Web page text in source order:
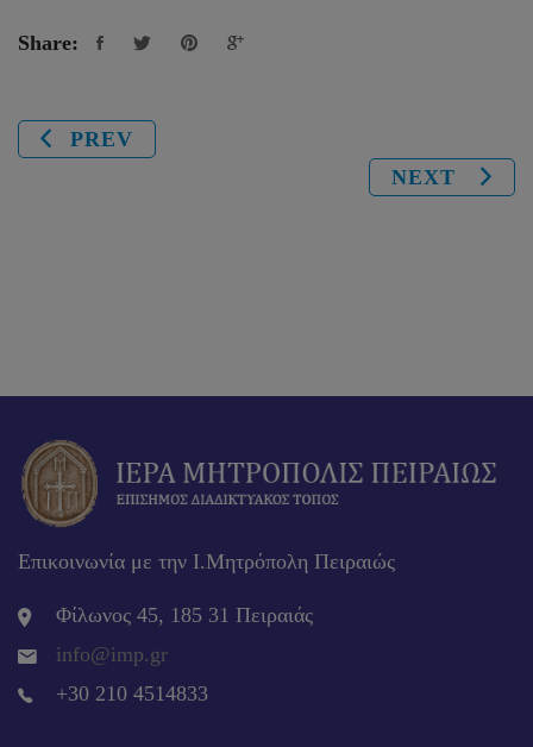
Share:
PREV
NEXT
Επικοινωνία με την Ι.Μητρόπολη Πειραιώς
Φίλωνος 45, 185 31 Πειραιάς
info@imp.gr
+30 210 4514833